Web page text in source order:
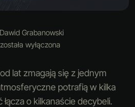
Dawid Grabanowski
została wyłączona
lat zmagają się z jednym
potrafią w kilka
o kilkanaście decybeli.